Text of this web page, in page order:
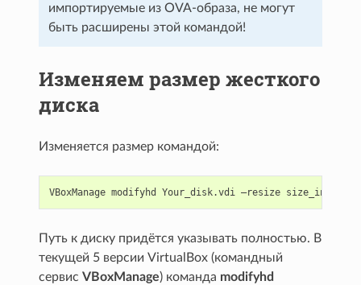
импортируемые из OVA-образа, не могут
быть расширены этой командой!
Изменяем размер жесткого
диска
Изменяется размер командой:
Путь к диску придётся указывать полностью. В
текущей 5 версии VirtualBox (командный
сервисVBoxManage) команда modifyhd